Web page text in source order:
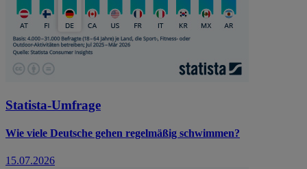
Statista-Umfrage
Wie viele Deutsche gehen regelmäßig schwimmen?
15.07.2026